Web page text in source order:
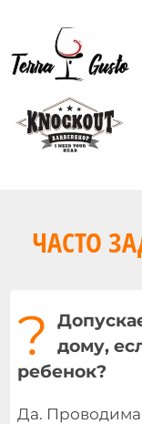
ЧАСТО
?
дому,
ребенок?
Да.